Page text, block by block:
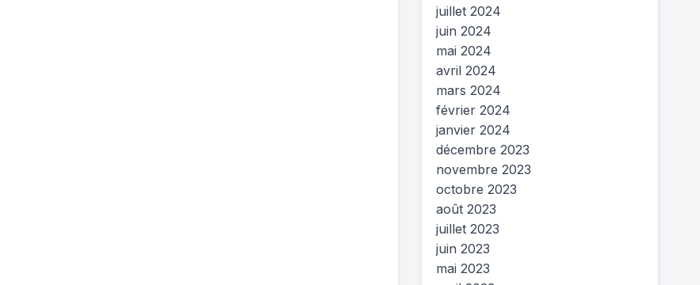
juillet 2024
juin 2024
mai 2024
avril 2024
mars 2024
février 2024
janvier 2024
décembre 2023
novembre 2023
octobre 2023
août 2023
juillet 2023
juin 2023
mai 2023